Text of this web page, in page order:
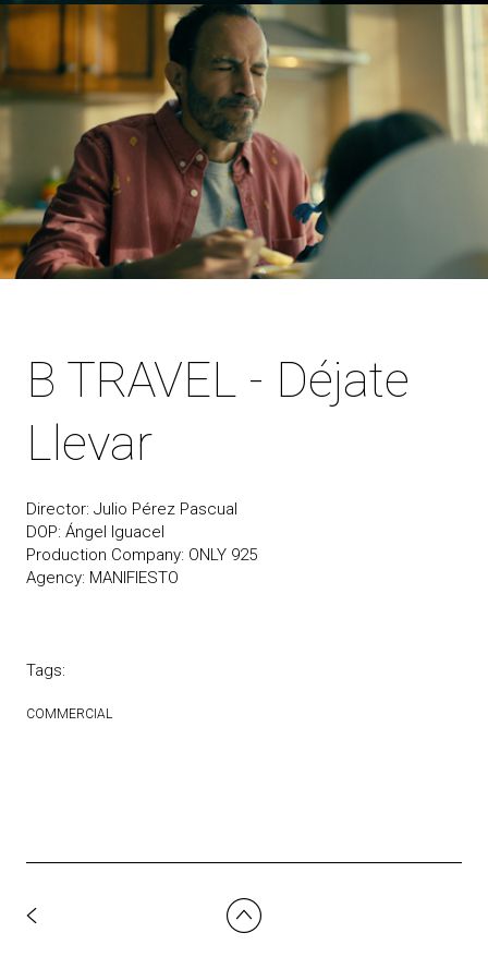
B TRAVEL - Déjate
Llevar
Director: Julio Pérez Pascual
DOP: Ángel Iguacel
Production Company: ONLY 925
Agency: MANIFIESTO
Tags:
COMMERCIAL